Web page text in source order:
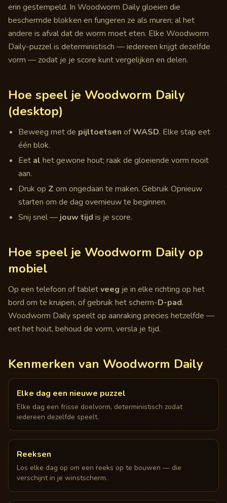
erin gestempeld. In Woodworm Daily gloeien die
beschermde blokken en fungeren ze als muren; al het
andere is afval dat de worm moet eten. Elke Woodworm
Daily-puzzel is deterministisch — iedereen krijgt dezelfde
vorm — zodat je je score kunt vergelijken en delen.
Hoe speel je Woodworm Daily
(desktop)
Beweeg met de pijltoetsen ofWASD. Elke stap eet
één blok.
Eet al het gewone hout; raak de gloeiende vorm nooit
aan.
Druk op Z om ongedaan te maken. Gebruik Opnieuw
starten om de dag overnieuw te beginnen.
Snij snel — jouw tijd is je score.
Hoe speel je Woodworm Daily op
mobiel
Op een telefoon of tabletveeg je in elke richting op het
bord om te kruipen, of gebruik het scherm-D-pad.
Woodworm Daily speelt op aanraking precies hetzelfde —
eet het hout, behoud de vorm, versla je tijd.
Kenmerken van Woodworm Daily
Elke dag een nieuwe puzzel
Elke dag een frisse doelvorm, deterministisch zodat
iedereen dezelfde speelt.
Reeksen
Los elke dag op om een reeks op te bouwen — die
verschijnt in je winstscherm.